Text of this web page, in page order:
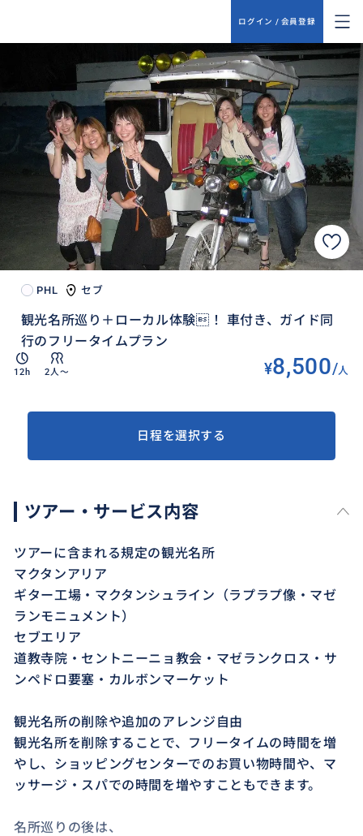
ログイン / 会員登録
PHL セブ
観光名所巡り＋ローカル体験！ 車付き、ガイド同
行のフリータイムプラン
12h 2人〜 ¥8,500/人
日程を選択する
ツアー・サービス内容
ツアーに含まれる規定の観光名所
マクタンアリア
ギター工場・マクタンシュライン（ラプラプ像・マゼ
ランモニュメント）
セブエリア
道教寺院・セントニーニョ教会・マゼランクロス・サ
ンペドロ要塞・カルボンマーケット
観光名所の削除や追加のアレンジ自由
観光名所を削除することで、フリータイムの時間を増
やし、ショッピングセンターでのお買い物時間や、マ
ッサージ・スパでの時間を増やすこともできます。
名所巡りの後は、